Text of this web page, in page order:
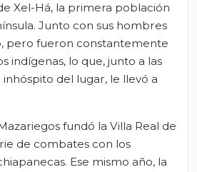
Xel-Há, la primera población
Junto con sus hombres
pero fueron constantemente
indígenas, lo que, junto a las
del lugar, le llevó a
fundó la Villa Real de
de combates con los
Ese mismo año, la